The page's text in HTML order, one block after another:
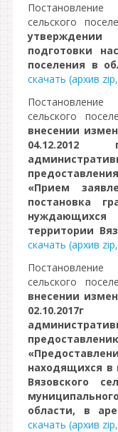
сельского
подготовки
поселения в
скачать (архив
сельского
внесении
«Прием
постановка
территории
скачать (архив
сельского
внесении
находящихся в
Вязовского
области, в
скачать (архив